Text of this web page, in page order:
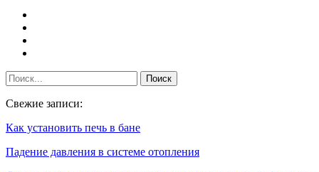
Свежие записи:
Как установить печь в бане
Падение давления в системе отопления